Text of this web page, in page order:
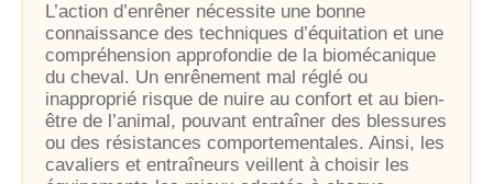
L’action d’enrêner nécessite une bonne
connaissance des techniques d’équitation et une
compréhension approfondie de la biomécanique
du cheval. Un enrênement mal réglé ou
inapproprié risque de nuire au confort et au bien-
être de l’animal, pouvant entraîner des blessures
ou des résistances comportementales. Ainsi, les
cavaliers et entraîneurs veillent à choisir les